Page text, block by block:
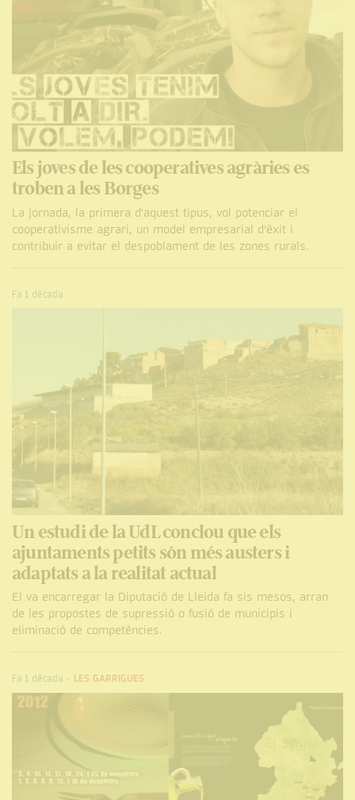
Els joves de les cooperatives agràries es
troben a les Borges
La jornada, la primera d'aquest tipus, vol potenciar el
cooperativisme agrari, un model empresarial d’èxit i
contribuir a evitar el despoblament de les zones rurals.
Fa 1 dècada
Un estudi de la UdL conclou que els
ajuntaments petits són més austers i
adaptats a la realitat actual
El va encarregar la Diputació de Lleida fa sis mesos, arran
de les propostes de supressió o fusió de municipis i
eliminació de competències.
Fa 1 dècada - LES GARRIGUES